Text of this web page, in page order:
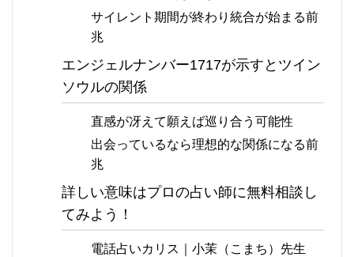
サイレント期間が終わり統合が始まる前
兆
エンジェルナンバー1717が示すとツイン
ソウルの関係
直感が冴えて願えば巡り合う可能性
出会っているなら理想的な関係になる前
兆
詳しい意味はプロの占い師に無料相談し
てみよう！
電話占いカリス｜小茉（こまち）先生